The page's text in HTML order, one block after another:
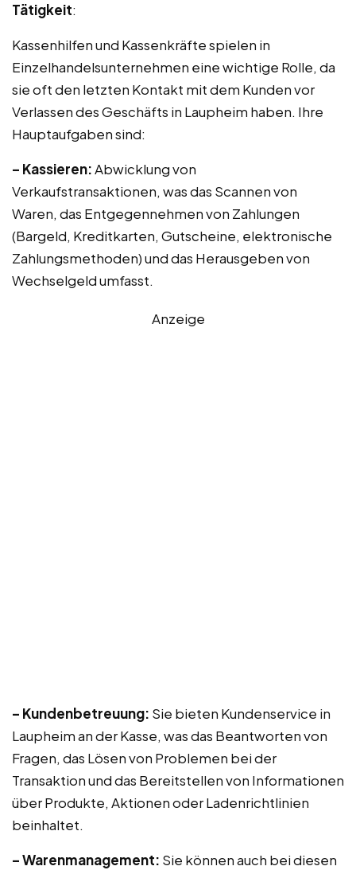
Tätigkeit:
Kassenhilfen und Kassenkräfte spielen in
Einzelhandelsunternehmen eine wichtige Rolle, da
sie oft den letzten Kontakt mit dem Kunden vor
Verlassen des Geschäfts in Laupheim haben. Ihre
Hauptaufgaben sind:
– Kassieren:Abwicklung von
Verkaufstransaktionen, was das Scannen von
Waren, das Entgegennehmen von Zahlungen
(Bargeld, Kreditkarten, Gutscheine, elektronische
Zahlungsmethoden) und das Herausgeben von
Wechselgeld umfasst.
Anzeige
– Kundenbetreuung: Sie bieten Kundenservice in
Laupheim an der Kasse, was das Beantworten von
Fragen, das Lösen von Problemen bei der
Transaktion und das Bereitstellen von Informationen
über Produkte, Aktionen oder Ladenrichtlinien
beinhaltet.
– Warenmanagement: Sie können auch bei diesen